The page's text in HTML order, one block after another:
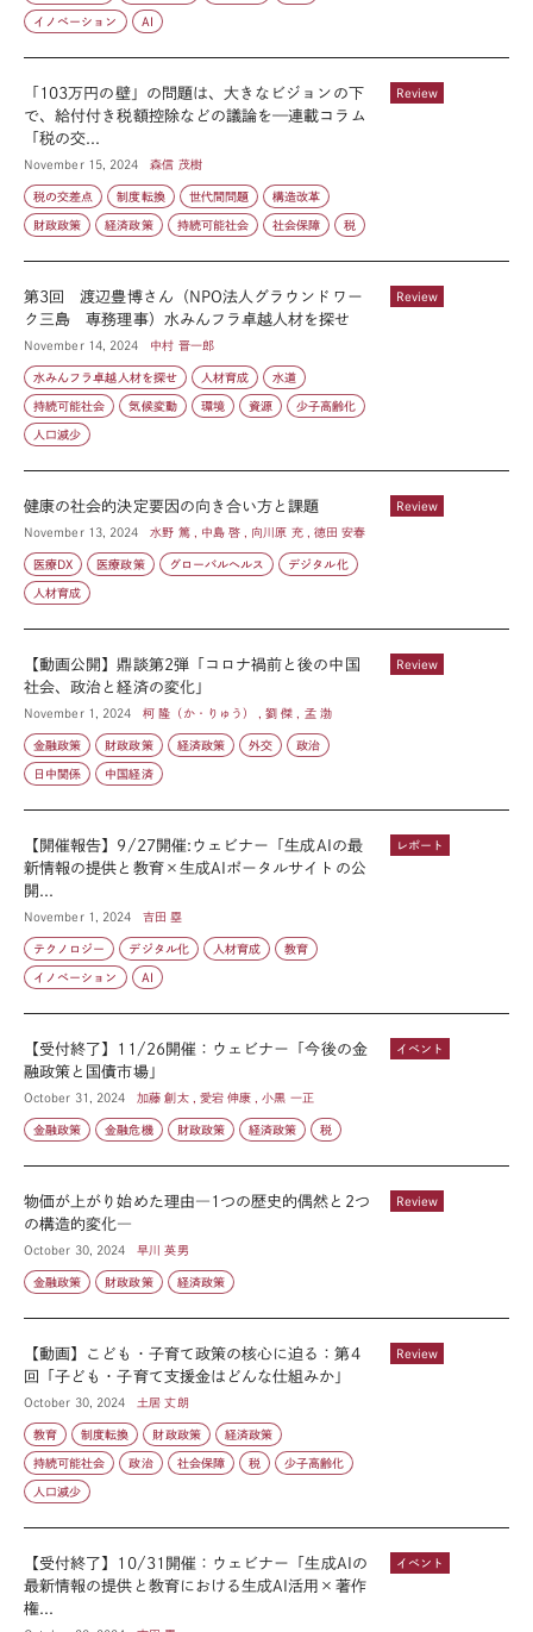
イノベーション AI
Review
「103万円の壁」の問題は、大きなビジョンの下
で、給付付き税額控除などの議論を—連載コラム
「税の交...
November 15, 2024 森信 茂樹
税の交差点 制度転換 世代間問題 構造改革
財政政策 経済政策 持続可能社会 社会保障 税
Review
第3回 渡辺豊博さん（NPO法人グラウンドワー
ク三島 専務理事）水みんフラ卓越人材を探せ
November 14, 2024 中村 晋一郎
水みんフラ卓越人材を探せ 人材育成 水道
持続可能社会 気候変動 環境 資源 少子高齢化
人口減少
Review
健康の社会的決定要因の向き合い方と課題
November 13, 2024 水野 篤 , 中島 啓 , 向川原 充 , 徳田 安春
医療DX 医療政策 グローバルヘルス デジタル化
人材育成
Review
【動画公開】鼎談第2弾「コロナ禍前と後の中国
社会、政治と経済の変化」
November 1, 2024 柯 隆（か・りゅう） , 劉 傑 , 孟 渤
金融政策 財政政策 経済政策 外交 政治
日中関係 中国経済
レポート
【開催報告】9/27開催:ウェビナー「生成AIの最
新情報の提供と教育×生成AIポータルサイトの公
開...
November 1, 2024 吉田 塁
テクノロジー デジタル化 人材育成 教育
イノベーション AI
イベント
【受付終了】11/26開催：ウェビナー「今後の金
融政策と国債市場」
October 31, 2024 加藤 創太 , 愛宕 伸康 , 小黒 一正
金融政策 金融危機 財政政策 経済政策 税
Review
物価が上がり始めた理由―1つの歴史的偶然と2つ
の構造的変化―
October 30, 2024 早川 英男
金融政策 財政政策 経済政策
Review
【動画】こども・子育て政策の核心に迫る：第4
回「子ども・子育て支援金はどんな仕組みか」
October 30, 2024 土居 丈朗
教育 制度転換 財政政策 経済政策
持続可能社会 政治 社会保障 税 少子高齢化
人口減少
イベント
【受付終了】10/31開催：ウェビナー「生成AIの
最新情報の提供と教育における生成AI活用×著作
権...